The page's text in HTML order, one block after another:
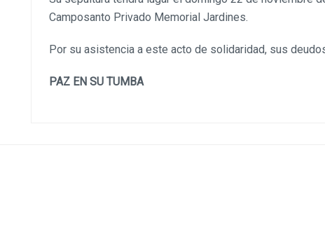
Camposanto Privado Memorial Jardines.
Por su asistencia a este acto de solidaridad, sus
PAZ EN SU TUMBA